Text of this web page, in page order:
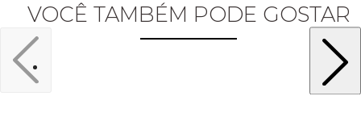
VOCÊ TAMBÉM PODE GOSTAR